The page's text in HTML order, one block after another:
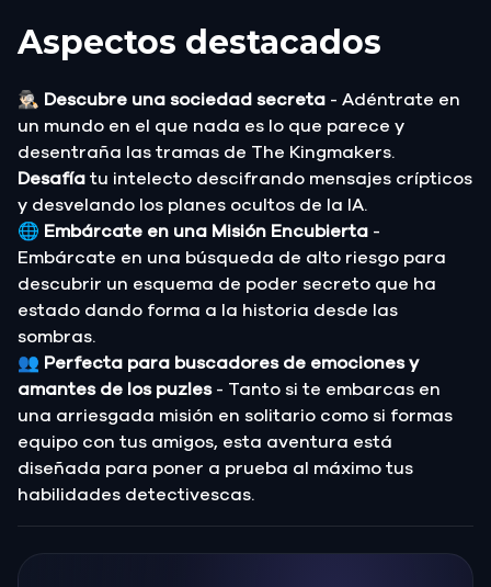
Aspectos destacados
🕵🏻‍♂️ Descubre una sociedad secreta - Adéntrate en
un mundo en el que nada es lo que parece y
desentraña las tramas de The Kingmakers.
Desafía tu intelecto descifrando mensajes crípticos
y desvelando los planes ocultos de la IA.
🌐 Embárcate en una Misión Encubierta -
Embárcate en una búsqueda de alto riesgo para
descubrir un esquema de poder secreto que ha
estado dando forma a la historia desde las
sombras.
👥 Perfecta para buscadores de emociones y
amantes de los puzles- Tanto si te embarcas en
una arriesgada misión en solitario como si formas
equipo con tus amigos, esta aventura está
diseñada para poner a prueba al máximo tus
habilidades detectivescas.